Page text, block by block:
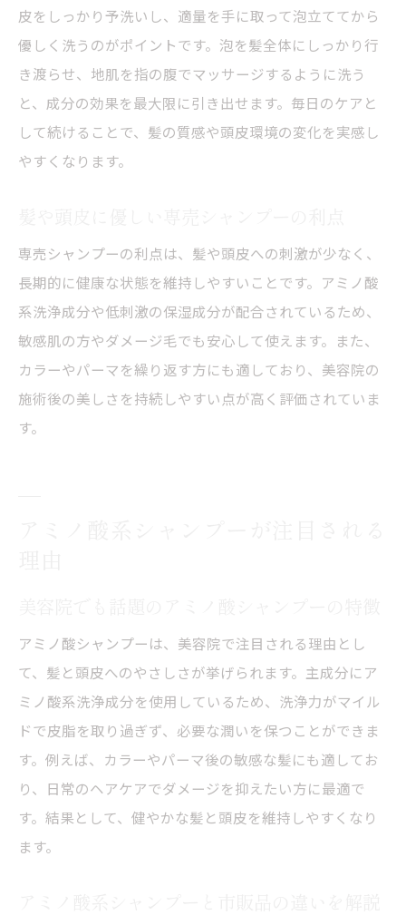
皮をしっかり予洗いし、適量を手に取って泡立ててから
優しく洗うのがポイントです。泡を髪全体にしっかり行
き渡らせ、地肌を指の腹でマッサージするように洗う
と、成分の効果を最大限に引き出せます。毎日のケアと
して続けることで、髪の質感や頭皮環境の変化を実感し
やすくなります。
専売シャンプーの利点は、髪や頭皮への刺激が少なく、
長期的に健康な状態を維持しやすいことです。アミノ酸
系洗浄成分や低刺激の保湿成分が配合されているため、
敏感肌の方やダメージ毛でも安心して使えます。また、
カラーやパーマを繰り返す方にも適しており、美容院の
施術後の美しさを持続しやすい点が高く評価されていま
す。
アミノ酸シャンプーは、美容院で注目される理由とし
て、髪と頭皮へのやさしさが挙げられます。主成分にア
ミノ酸系洗浄成分を使用しているため、洗浄力がマイル
ドで皮脂を取り過ぎず、必要な潤いを保つことができま
す。例えば、カラーやパーマ後の敏感な髪にも適してお
り、日常のヘアケアでダメージを抑えたい方に最適で
す。結果として、健やかな髪と頭皮を維持しやすくなり
ます。